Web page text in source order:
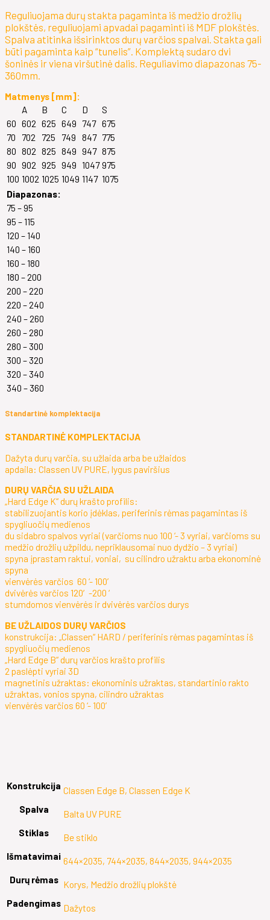
Reguliuojama durų stakta pagaminta iš medžio drožlių
plokštės, reguliuojami apvadai pagaminti iš MDF plokštės.
Spalva atitinka išsirinktos durų varčios spalvai. Stakta gali
būti pagaminta kaip “tunelis”. Komplektą sudaro dvi
šoninės ir viena viršutinė dalis. Reguliavimo diapazonas 75-
360mm.
Matmenys [mm]:
A
B C D
S
60 602 625 649 747 675
70
702 725 749 847 775
80 802 825 849 947 875
90 902 925 949 1047 975
100 1002 1025 1049 1147 1075
Diapazonas:
75 – 95
95 – 115
120 – 140
140 – 160
160 – 180
180 – 200
200 – 220
220 – 240
240 – 260
260 – 280
280 – 300
300 – 320
320 – 340
340 – 360
Standartinė komplektacija
STANDARTINĖ KOMPLEKTACIJA
Dažyta durų varčia, su užlaida arba be užlaidos
apdaila: Classen UV PURE, lygus paviršius
DURŲ VARČIA SU UŽLAIDA
„Hard Edge K“ durų krašto profilis:
stabilizuojantis korio įdėklas, periferinis rėmas pagamintas iš
spygliuočių medienos
du sidabro spalvos vyriai (varčioms nuo 100 ‘- 3 vyriai, varčioms su
medžio drožlių užpildu, nepriklausomai nuo dydžio – 3 vyriai)
spyna įprastam raktui, voniai, su cilindro užraktu arba ekonominė
spyna
vienvėrės varčios 60 ‘- 100’
dvivėrės varčios 120′-200 ‘
stumdomos vienvėrės ir dvivėrės varčios durys
BE UŽLAIDOS DURŲ VARČIOS
konstrukcija: „Classen“ HARD / periferinis rėmas pagamintas iš
spygliuočių medienos
„Hard Edge B“ durų varčios krašto profilis
2 paslėpti vyriai 3D
magnetinis užraktas: ekonominis užraktas, standartinio rakto
užraktas, vonios spyna, cilindro užraktas
vienvėrės varčios 60 ‘- 100’
Konstrukcija Classen Edge B, Classen Edge K
Spalva
Balta UV PURE
Stiklas
Be stiklo
Išmatavimai 644×2035, 744×2035, 844×2035, 944×2035
Durų rėmas Korys, Medžio drožlių plokštė
Padengimas Dažytos